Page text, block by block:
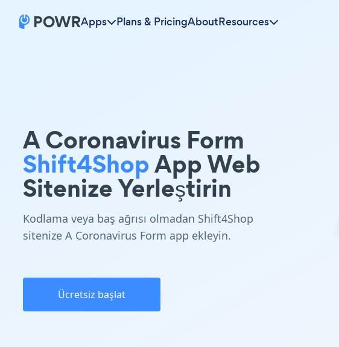
Apps Plans & PricingAboutResources
A Coronavirus Form
Shift4ShopApp Web
Sitenize Yerleştirin
Kodlama veya baş ağrısı olmadan Shift4Shop
sitenize A Coronavirus Form app ekleyin.
Ücretsiz başlat